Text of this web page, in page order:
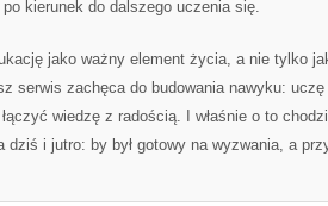
kierunek do dalszego uczenia się.
jako ważny element życia, a nie tylko
serwis zachęca do budowania nawyku:
wiedzę z radością. I właśnie o to
dziś i jutro: by był gotowy na wyzwania, a